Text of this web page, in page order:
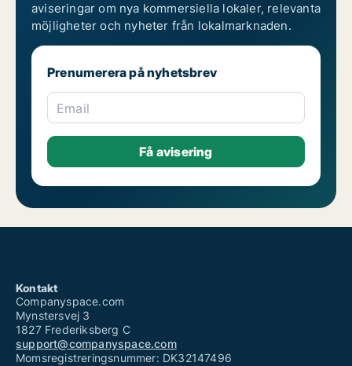
aviseringar om nya kommersiella lokaler, relevanta
möjligheter och nyheter från lokalmarknaden.
Prenumerera på nyhetsbrev
Email
Kontakt
Companyspace.com
Mynstersvej 3
1827 Frederiksberg C
support@companyspace.com
Momsregistreringsnummer: DK32147496